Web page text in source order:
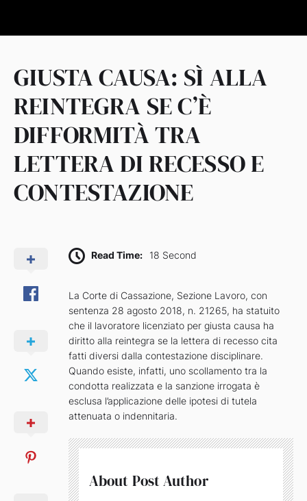
GIUSTA CAUSA: SÌ ALLA
REINTEGRA SE C’È
DIFFORMITÀ TRA
LETTERA DI RECESSO E
CONTESTAZIONE
Read Time: 18 Second
La Corte di Cassazione, Sezione Lavoro, con
sentenza 28 agosto 2018, n. 21265, ha statuito
che il lavoratore licenziato per giusta causa ha
diritto alla reintegra se la lettera di recesso cita
fatti diversi dalla contestazione disciplinare.
Quando esiste, infatti, uno scollamento tra la
condotta realizzata e la sanzione irrogata è
esclusa l’applicazione delle ipotesi di tutela
attenuata o indennitaria.
About Post Author